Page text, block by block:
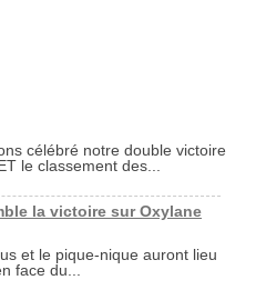
célébré notre double victoire
le classement des...
la victoire sur Oxylane
et le pique-nique auront lieu
face du...